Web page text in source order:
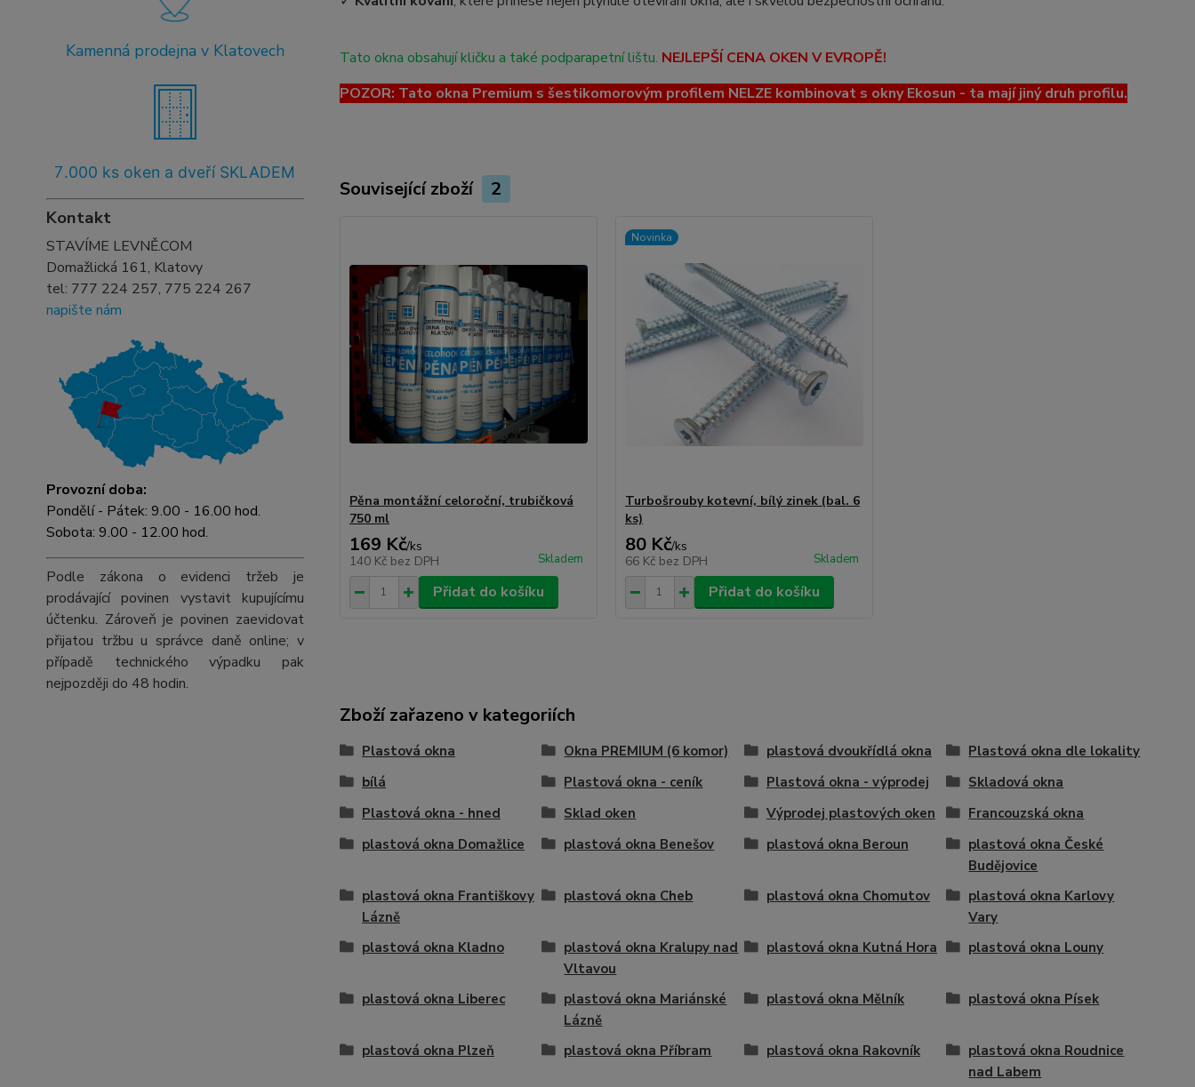
Kamenná prodejna v Klatovech
7.000 ks oken a dveří SKLADEM
Kontakt
STAVÍME LEVNĚ.COM
Domažlická 161, Klatovy
tel: 777 224 257, 775 224 267
napište nám
Provozní doba:
Pondělí - Pátek: 9.00 - 16.00 hod.
Sobota: 9.00 - 12.00 hod.
Podle zákona o evidenci tržeb je
prodávající povinen vystavit kupujícímu
účtenku. Zároveň je povinen zaevidovat
přijatou tržbu u správce daně online; v
případě technického výpadku pak
nejpozději do 48 hodin.
Tato okna obsahují kličku a také podparapetní lištu. NEJLEPŠÍ CENA OKEN V EVROPĚ!
POZOR: Tato okna Premium s šestikomorovým profilem NELZE kombinovat s okny Ekosun - ta mají jiný druh profilu.
Související zboží 2
Pěna montážní celoroční, trubičková
750 ml
169 Kč/ks
140 Kč bez DPH Skladem
Přidat do košíku
Novinka
Turbošrouby kotevní, bílý zinek (bal. 6
ks)
80 Kč/ks
66 Kč bez DPH Skladem
Přidat do košíku
Zboží zařazeno v kategoriích
Plastová okna Okna PREMIUM (6 komor) plastová dvoukřídlá okna
Plastová okna dle lokality
bílá
Plastová okna - ceník Plastová okna - výprodej
Skladová okna
Plastová okna - hned
Sklad oken Výprodej plastových oken
Francouzská okna
plastová okna Domažlice
plastová okna Benešov plastová okna Beroun
plastová okna České
Budějovice
plastová okna Františkovy
Lázně
plastová okna Cheb plastová okna Chomutov
plastová okna Karlovy
Vary
plastová okna Kladno
plastová okna Kralupy nad
Vltavou
plastová okna Kutná Hora plastová okna Louny
plastová okna Liberec
plastová okna Mariánské
Lázně
plastová okna Mělník plastová okna Písek
plastová okna Plzeň plastová okna Příbram plastová okna Rakovník
plastová okna Roudnice
nad Labem